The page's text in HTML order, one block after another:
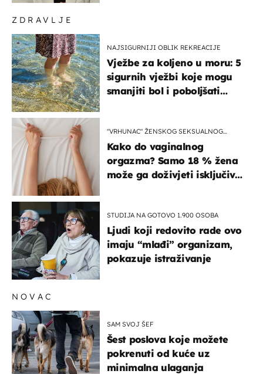
ZDRAVLJE
NAJSIGURNIJI OBLIK REKREACIJE
Vježbe za koljeno u moru: 5
sigurnih vježbi koje mogu
smanjiti bol i poboljšati
"VRHUNAC" ŽENSKOG SEKSUALNOG
Kako do vaginalnog
orgazma? Samo 18 % žena
može ga doživjeti isključivo
STUDIJA NA GOTOVO 1.900 OSOBA
Ljudi koji redovito rade ovo
imaju “mlađi” organizam,
pokazuje istraživanje
NOVAC
SAM SVOJ ŠEF
Šest poslova koje možete
pokrenuti od kuće uz
minimalna ulaganja